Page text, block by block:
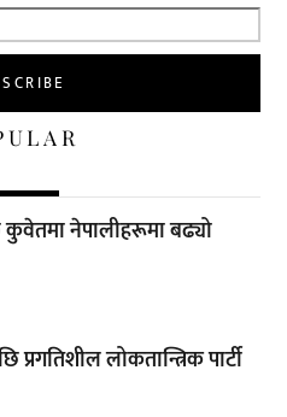
नेपालीहरूमा बढ्यो
लोकतान्त्रिक पार्टी